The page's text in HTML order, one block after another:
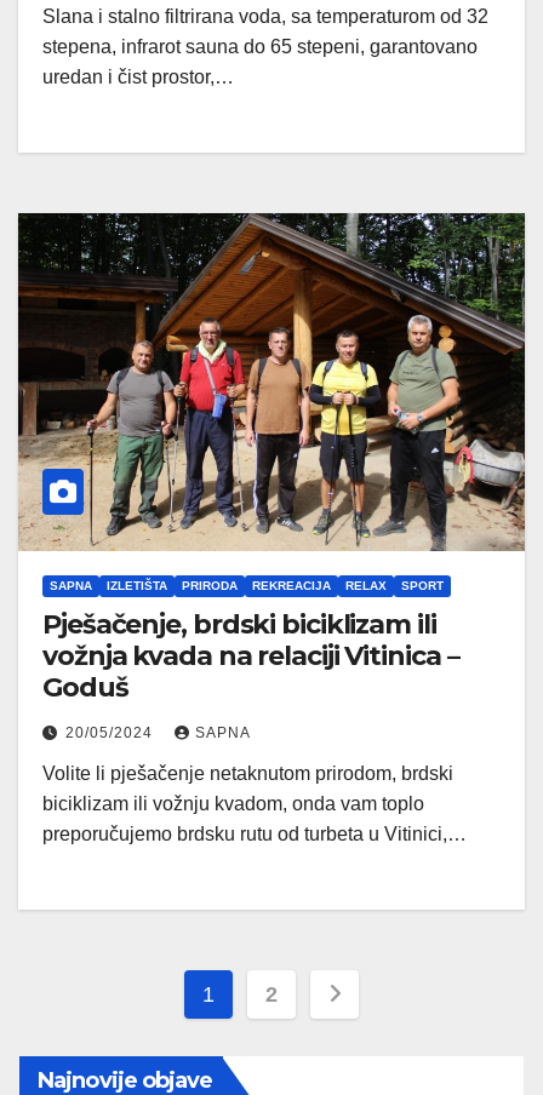
Slana i stalno filtrirana voda, sa temperaturom od 32
stepena, infrarot sauna do 65 stepeni, garantovano
uredan i čist prostor,…
SAPNA IZLETIŠTA PRIRODA REKREACIJA RELAX SPORT
Pješačenje, brdski biciklizam ili
vožnja kvada na relaciji Vitinica –
Goduš
20/05/2024 SAPNA
Volite li pješačenje netaknutom prirodom, brdski
biciklizam ili vožnju kvadom, onda vam toplo
preporučujemo brdsku rutu od turbeta u Vitinici,…
Posts
pagination
1 2
Najnovije objave